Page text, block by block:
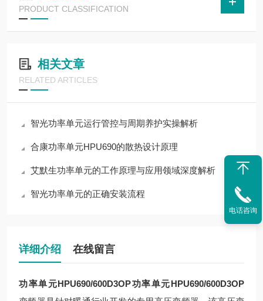
PRODUCT CLASSIFICATION
相关文章
RELATED ARTICLES
智光功率单元运行管控与周期养护实操解析
合康功率单元HPU690的散热设计原理
艾默生功率单元的工作原理与应用领域深度解析
智光功率单元的正确安装流程
详细介绍 在线留言
功率单元HPU690/600D3OP功率单元HPU690/600D3OP
电话咨询